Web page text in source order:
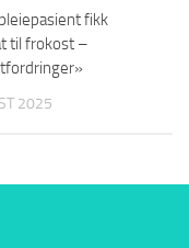
fikk
til frokost –
2025